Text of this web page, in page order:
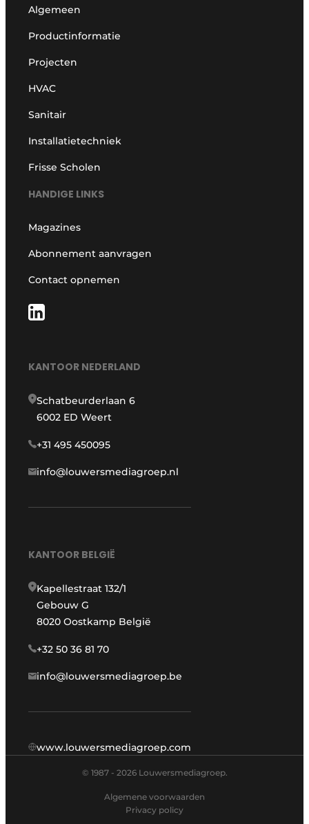
Algemeen
Productinformatie
Projecten
HVAC
Sanitair
Installatietechniek
Frisse Scholen
HANDIGE LINKS
Magazines
Abonnement aanvragen
Contact opnemen
KANTOOR NEDERLAND
Schatbeurderlaan 6
6002 ED Weert
+31 495 450095
info@louwersmediagroep.nl
KANTOOR BELGIË
Kapellestraat 132/1
Gebouw G
8020 Oostkamp België
+32 50 36 81 70
info@louwersmediagroep.be
www.louwersmediagroep.com
© 1987 - 2026 Louwersmediagroep.
Algemene voorwaarden
Privacy policy